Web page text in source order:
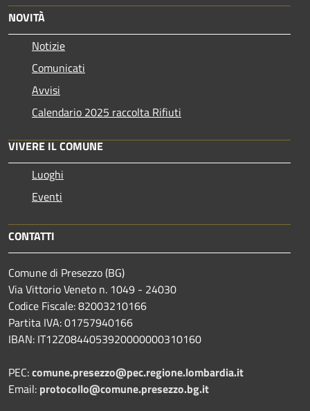
NOVITÀ
Notizie
Comunicati
Avvisi
Calendario 2025 raccolta Rifiuti
VIVERE IL COMUNE
Luoghi
Eventi
CONTATTI
Comune di Presezzo (BG)
Via Vittorio Veneto n. 1049 - 24030
Codice Fiscale: 82003210166
Partita IVA: 01757940166
IBAN: IT12Z0844053920000000310160
PEC:comune.presezzo@pec.regione.lombardia.it
Email: protocollo@comune.presezzo.bg.it